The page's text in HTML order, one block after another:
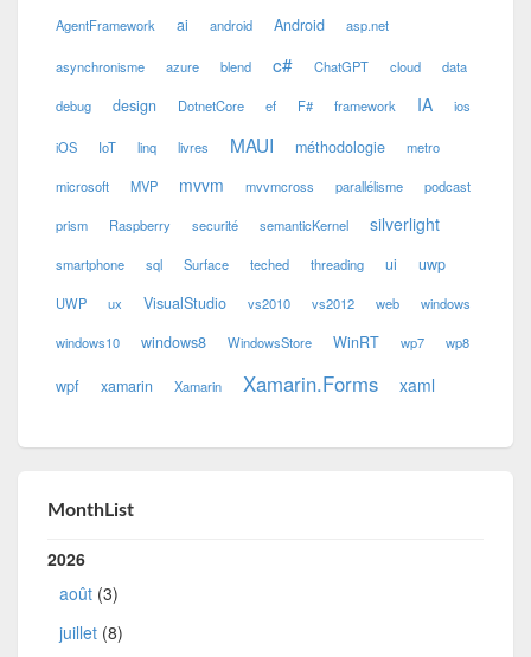
AgentFramework ai android Android asp.net
asynchronisme azure blend c# ChatGPT cloud data
debug design DotnetCore ef F# framework IA ios
iOS IoT linq livres MAUI méthodologie metro
microsoft MVP mvvm mvvmcross parallélisme podcast
prism Raspberry securité semanticKernel silverlight
smartphone sql Surface teched threading ui uwp
UWP ux VisualStudio vs2010 vs2012 web windows
windows10 windows8 WindowsStore WinRT wp7 wp8
wpf xamarin Xamarin Xamarin.Forms xaml
MonthList
2026
août (3)
juillet (8)